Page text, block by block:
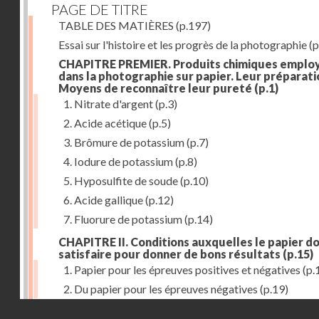
PAGE DE TITRE
TABLE DES MATIÈRES (p.197)
Essai sur l'histoire et les progrès de la photographie
CHAPITRE PREMIER. Produits chimiques
dans la photographie sur papier. Leur
Moyens de reconnaître leur pureté (p.1)
1. Nitrate d'argent(p.3)
2. Acide acétique(p.5)
3. Brômure de potassium(p.7)
4. Iodure de potassium(p.8)
5. Hyposulfite de soude(p.10)
6. Acide gallique(p.12)
7. Fluorure de potassium(p.14)
CHAPITRE II. Conditions auxquelles le papier
satisfaire pour donner de bons résultats (p.15)
1. Papier pour les épreuves positives et négatives
2. Du papier pour les épreuves négatives (p.19)